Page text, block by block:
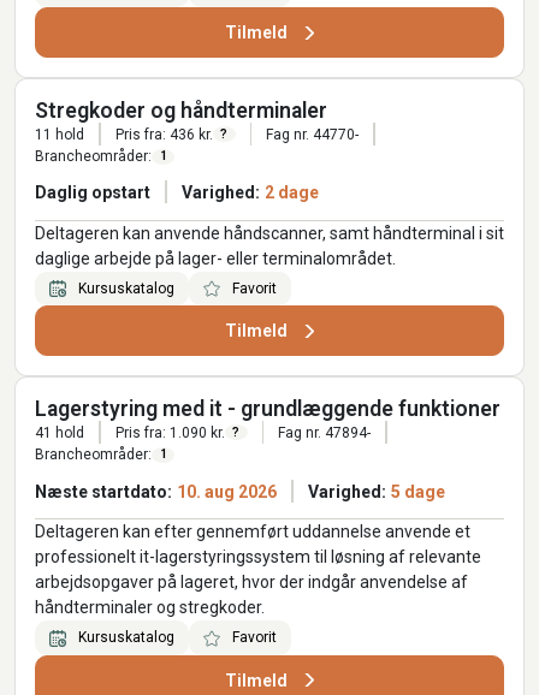
Tilmeld
Stregkoder og håndterminaler
11 hold Pris fra: 436 kr. ?
Fag nr. 44770-
Brancheområder:
1
Daglig opstart Varighed: 2 dage
Deltageren kan anvende håndscanner, samt håndterminal i sit
daglige arbejde på lager- eller terminalområdet.
Kursuskatalog Favorit
Tilmeld
Lagerstyring med it - grundlæggende funktioner
41 hold Pris fra: 1.090 kr. ?
Fag nr. 47894-
Brancheområder:
1
Næste startdato: 10. aug 2026 Varighed: 5 dage
Deltageren kan efter gennemført uddannelse anvende et
professionelt it-lagerstyringssystem til løsning af relevante
arbejdsopgaver på lageret, hvor der indgår anvendelse af
håndterminaler og stregkoder.
Kursuskatalog Favorit
Tilmeld